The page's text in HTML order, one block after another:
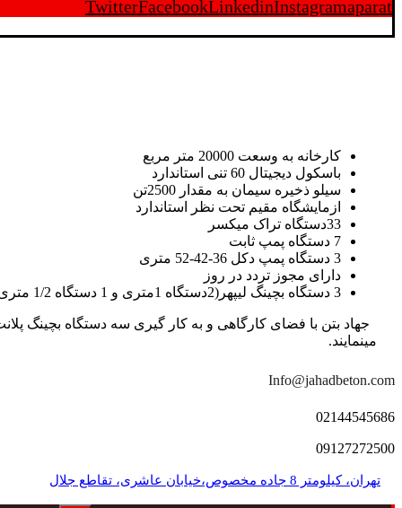
TwitterFacebookLinkedinInstagramaparat
کارخانه به وسعت 20000 متر مربع
باسکول دیجیتال 60 تنی استاندارد
سیلو ذخیره سیمان به مقدار 2500تن
ازمایشگاه مقیم تحت نظر استاندارد
33دستگاه تراک میکسر
7 دستگاه پمپ ثابت
3 دستگاه پمپ دکل 36-42-52 متری
دارای مجوز تردد در روز
3 دستگاه بچینگ لیپهر(2دستگاه 1متری و 1 دستگاه 1/2 متری با توان تولید 150 متر مکعب در ساعت)
مینمایند.
Info@jahadbeton.com
02144545686
09127272500
تهران، کیلومتر 8 جاده مخصوص،خیابان عاشری، تقاطع جلال